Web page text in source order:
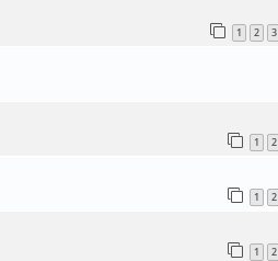
1 2 3
1 2
1 2
1 2